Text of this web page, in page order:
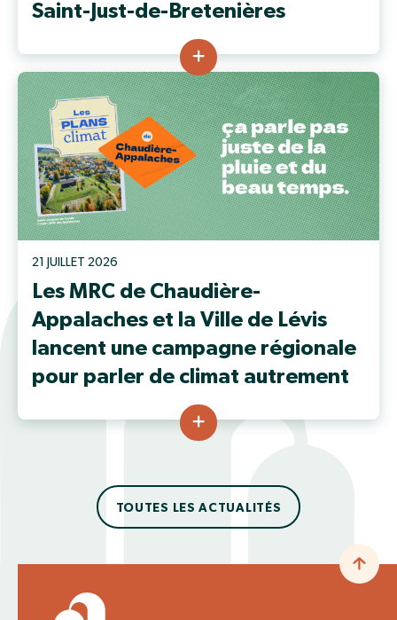
Saint-Just-de-Bretenières
21 JUILLET 2026
Les MRC de Chaudière-
Appalaches et la Ville de Lévis
lancent une campagne régionale
pour parler de climat autrement
TOUTES LES ACTUALITÉS